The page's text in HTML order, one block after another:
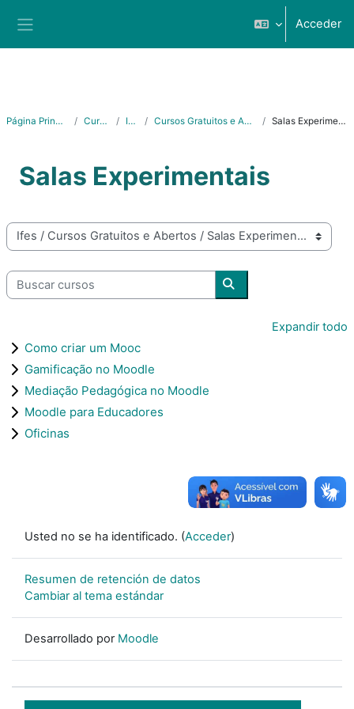
Acceder
Página Principal Cursos Ifes Cursos Gratuitos e Abertos Salas Experimentais
Salas Experimentais
Categorías
Buscar cursos
Buscar cursos
Expandir todo
Como criar um Mooc
Gamificação no Moodle
Mediação Pedagógica no Moodle
Moodle para Educadores
Oficinas
Usted no se ha identificado. (Acceder)
Resumen de retención de datos
Cambiar al tema estándar
Desarrollado por Moodle